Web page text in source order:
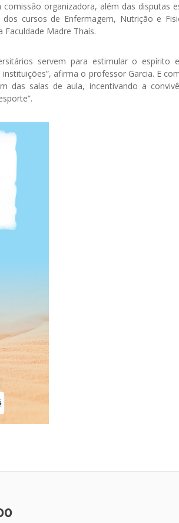
organizadora, além das disputas
cursos de Enfermagem, Nutrição e
Madre Thaís.
servem para estimular o
afirma o professor Garcia. E
das salas de aula, incentivando a